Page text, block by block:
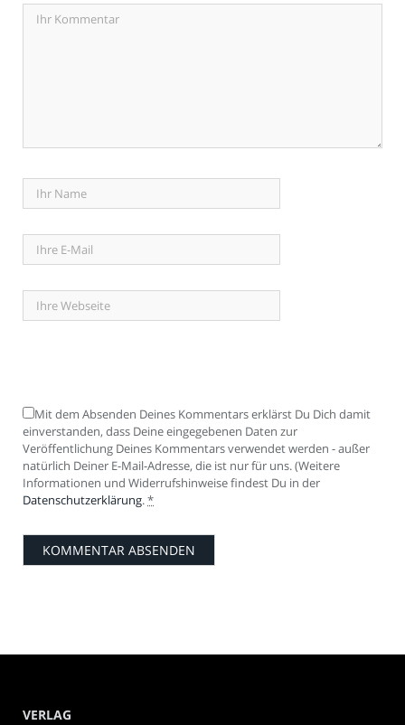
Mit dem Absenden Deines Kommentars erklärst Du Dich damit
einverstanden, dass Deine eingegebenen Daten zur
Veröffentlichung Deines Kommentars verwendet werden - außer
natürlich Deiner E-Mail-Adresse, die ist nur für uns. (Weitere
Informationen und Widerrufshinweise findest Du in der
Datenschutzerklärung.*
VERLAG